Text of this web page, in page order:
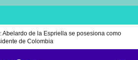
Abelardo de la Espriella se posesiona como
de Colombia